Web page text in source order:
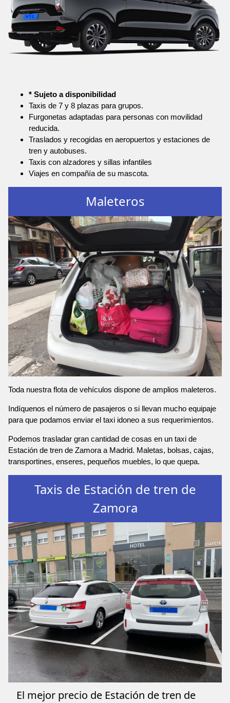
* Sujeto a disponibilidad
Taxis de 7 y 8 plazas para grupos.
Furgonetas adaptadas para personas con movilidad
reducida.
Traslados y recogidas en aeropuertos y estaciones de
tren y autobuses.
Taxis con alzadores y sillas infantiles
Viajes en compañía de su mascota.
Maleteros
Toda nuestra flota de vehículos dispone de amplios maleteros.
Indíquenos el número de pasajeros o si llevan mucho equipaje
para que podamos enviar el taxi idoneo a sus requerimientos.
Podemos trasladar gran cantidad de cosas en un taxi de
Estación de tren de Zamora a Madrid. Maletas, bolsas, cajas,
transportines, enseres, pequeños muebles, lo que quepa.
Taxis de Estación de tren de
Zamora
El mejor precio de Estación de tren de